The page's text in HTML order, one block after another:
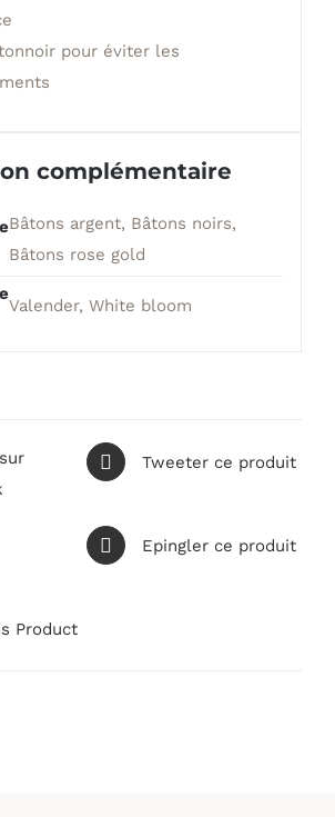
pour éviter les
complémentaire
Bâtons argent, Bâtons noirs,
Bâtons rose gold
Valender, White bloom
Tweeter ce produit
Epingler ce produit
Product